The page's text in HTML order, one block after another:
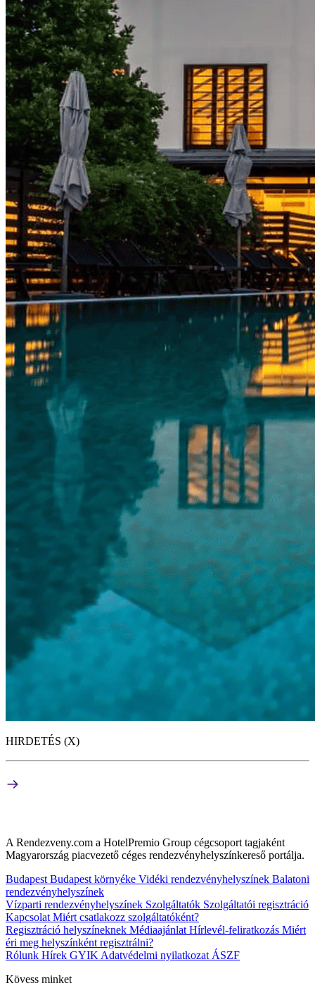
HIRDETÉS (X)
A Rendezveny.com a HotelPremio Group cégcsoport tagjaként
Magyarország piacvezető céges rendezvényhelyszínkereső portálja.
Budapest Budapest környéke Vidéki rendezvényhelyszínek Balatoni
rendezvényhelyszínek
Vízparti rendezvényhelyszínek Szolgáltatók Szolgáltatói regisztráció
Kapcsolat Miért csatlakozz szolgáltatóként?
Regisztráció helyszíneknek Médiaajánlat Hírlevél-feliratkozás Miért
éri meg helyszínként regisztrálni?
Rólunk Hírek GYIK Adatvédelmi nyilatkozat ÁSZF
Kövess minket